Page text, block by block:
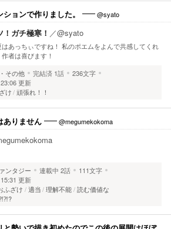
ョンで作りました。 @syato
ガチ極寒！ ／@syato
あっちぃですね！ 私のポエムをよんで共感してくれ
者は喜びます！
その他 完結済 1話
236文字
更新
け 頑張れ！！
ありません @megumekokoma
ンタジー 連載中 2話
111文字
更新
ふざけ 適当 理解不能 読む価値な